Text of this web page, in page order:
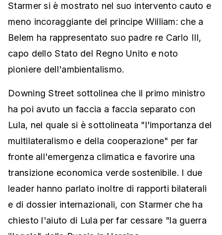
Starmer si è mostrato nel suo intervento cauto e
meno incoraggiante del principe William: che a
Belem ha rappresentato suo padre re Carlo III,
capo dello Stato del Regno Unito e noto
pioniere dell'ambientalismo.
Downing Street sottolinea che il primo ministro
ha poi avuto un faccia a faccia separato con
Lula, nel quale si è sottolineata "l'importanza del
multilateralismo e della cooperazione" per far
fronte all'emergenza climatica e favorire una
transizione economica verde sostenibile. I due
leader hanno parlato inoltre di rapporti bilaterali
e di dossier internazionali, con Starmer che ha
chiesto l'aiuto di Lula per far cessare "la guerra